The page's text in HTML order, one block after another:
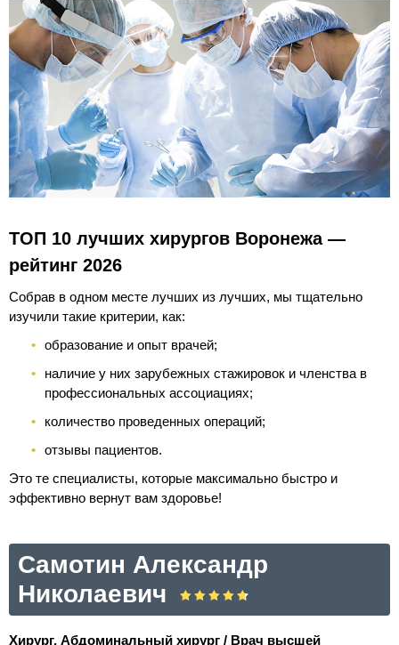
ТОП 10 лучших хирургов Воронежа —
рейтинг 2026
Собрав в одном месте лучших из лучших, мы тщательно
изучили такие критерии, как:
образование и опыт врачей;
наличие у них зарубежных стажировок и членства в
профессиональных ассоциациях;
количество проведенных операций;
отзывы пациентов.
Это те специалисты, которые максимально быстро и
эффективно вернут вам здоровье!
Самотин Александр
Николаевич
Хирург, Абдоминальный хирург / Врач высшей